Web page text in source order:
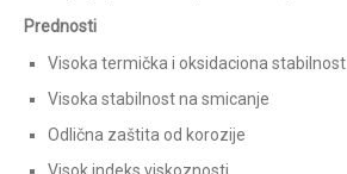
Prednosti
Visoka termička i oksidaciona stabilnost
Visoka stabilnost na smicanje
Odlična zaštita od korozije